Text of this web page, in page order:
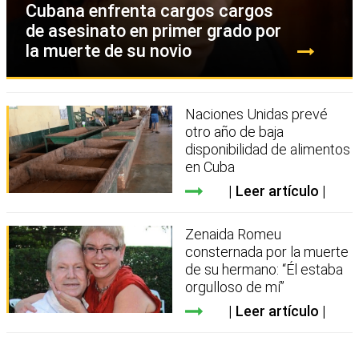
Cubana enfrenta cargos cargos
de asesinato en primer grado por
la muerte de su novio
Naciones Unidas prevé
otro año de baja
disponibilidad de alimentos
en Cuba
Leer artículo
Zenaida Romeu
consternada por la muerte
de su hermano: “Él estaba
orgulloso de mí”
Leer artículo